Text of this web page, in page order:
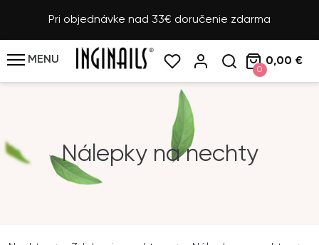
Pri objednávke nad 33€ doručenie zdarma
MENU
0
0,00 €
Nálepky na nechty